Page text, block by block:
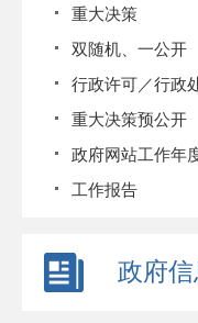
重大决策
双随机、一公开
行政许可／行政
重大决策预公开
政府网站工作年
工作报告
政府